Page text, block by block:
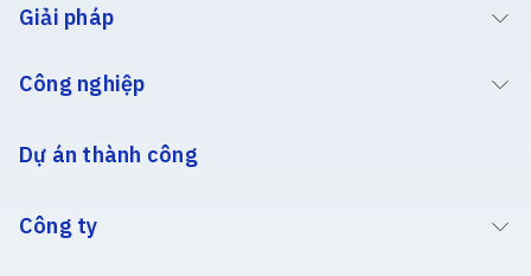
Giải pháp
Công nghiệp
Dự án thành công
Công ty